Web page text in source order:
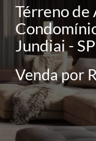
Térreno de
Jundiai - SP
Venda por